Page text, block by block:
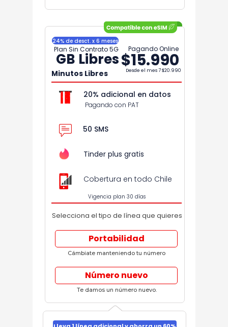
GB Libres
Minutos Libres
$15.990
Portabilidad
Plan Sin Contrato 5G Pagando Online
Desde el mes 7$20.990
50 SMS
Tinder plus gratis
Vigencia plan 30 días
24% de desct. x 6 meses
Cámbiate manteniendo tu número
Número nuevo
Te damos un número nuevo.
Selecciona el tipo de línea que quieres
20% adicional en datos
Pagando con PAT
Cobertura en todo Chile